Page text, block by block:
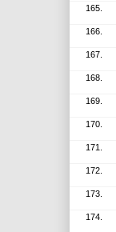
165.
166.
167.
168.
169.
170.
171.
172.
173.
174.